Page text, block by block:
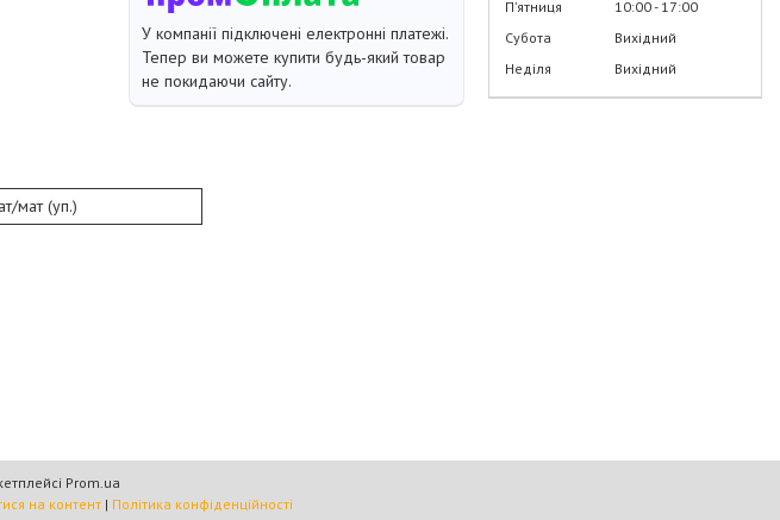
У компанії підключені електронні платежі.
Тепер ви можете купити будь-який товар
не покидаючи сайту.
мат (уп.)
Пʼятниця
10:00 17:00
Субота
Вихідний
Неділя
Вихідний
Prom.ua
на контент | Політика конфіденційності